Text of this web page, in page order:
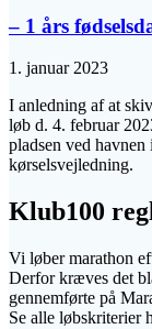
– 1 års
1. januar 2023
I anledning af at
løb d. 4. februar
pladsen ved
kørselsvejledning.
Klub100
Vi løber marathon
Derfor kræves det
gennemførte på
Se alle løbskriterier